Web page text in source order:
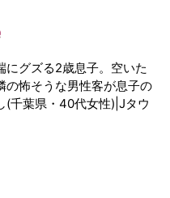
にグズる2歳息子。空いた
の怖そうな男性客が息子の
(千葉県・40代女性)|Jタウ